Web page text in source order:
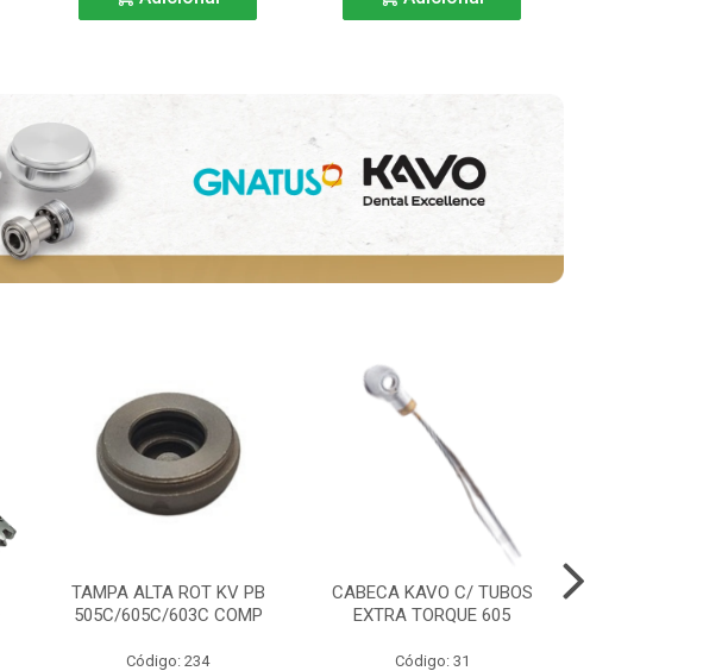
TAMPA ALTA ROT KV PB
505C/605C/603C COMP
Código: 234
CABECA KAVO C/ TUBOS
EXTRA TORQUE 605
Código: 31